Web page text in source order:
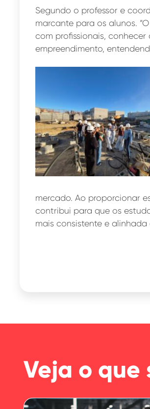
Segundo o professor e
marcante para os alunos.
com profissionais,
empreendimento,
mercado. Ao proporcionar
contribui para que os
mais consistente e
Veja o que